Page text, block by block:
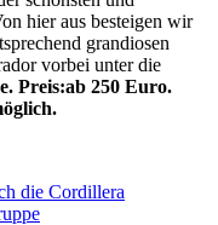
hier aus besteigen wir
grandiosen
vorbei unter die
Preis:ab 250 Euro.